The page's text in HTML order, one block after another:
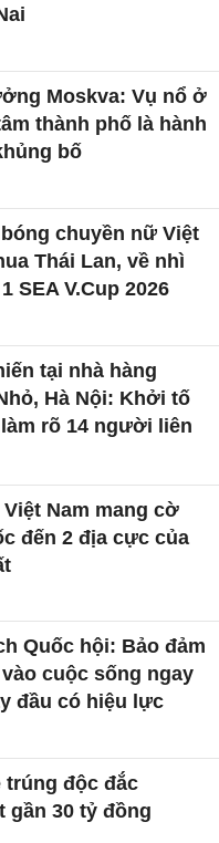
Moskva: Vụ nổ ở
thành phố là hành
bố
chuyền nữ Việt
Thái Lan, về nhì
SEA V.Cup 2026
tại nhà hàng
Hà Nội: Khởi tố
rõ 14 người liên
Nam mang cờ
đến 2 địa cực của
Quốc hội: Bảo đảm
vào cuộc sống ngay
đầu có hiệu lực
trúng độc đắc
gần 30 tỷ đồng